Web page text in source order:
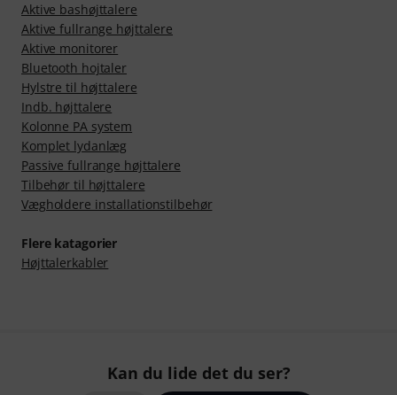
Aktive bashøjttalere
Aktive fullrange højttalere
Aktive monitorer
Bluetooth hojtaler
Hylstre til højttalere
Indb. højttalere
Kolonne PA system
Komplet lydanlæg
Passive fullrange højttalere
Tilbehør til højttalere
Vægholdere installationstilbehør
Flere katagorier
Højttalerkabler
Kan du lide det du ser?